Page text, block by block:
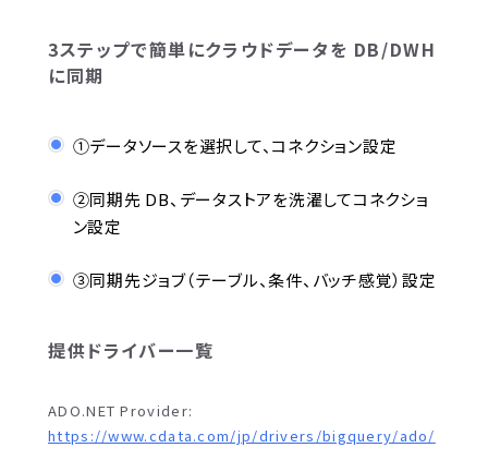
3ステップで簡単にクラウドデータを DB/DWH
に同期
①データソースを選択して、コネクション設定
②同期先 DB、データストアを洗濯してコネクショ
ン設定
③同期先ジョブ（テーブル、条件、バッチ感覚）設定
提供ドライバー一覧
ADO.NET Provider:
https://www.cdata.com/jp/drivers/bigquery/ado/